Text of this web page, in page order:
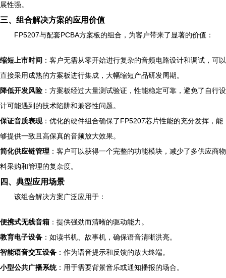
展性强。
三、组合解决方案的应用价值
FP5207与配套PCBA方案板的组合，为客户带来了显著的价值：
缩短上市时间 ：客户无需从零开始进行复杂的音频电路设计和调试，可以
直接采用成熟的方案板进行集成，大幅缩短产品研发周期。
降低开发风险 ：方案板经过大量测试验证，性能稳定可靠，避免了自行设
计可能遇到的技术陷阱和兼容性问题。
保证音质表现：优化的硬件组合确保了FP5207芯片性能的充分发挥，能
够提供一致且高保真的音频放大效果。
简化供应链管理 ：客户可以获得一个完整的功能模块，减少了多供应商物
料采购和管理的复杂度。
四、典型应用场景
该组合解决方案广泛应用于：
便携式无线音箱 ：提供强劲而清晰的驱动能力。
教育电子设备 ：如读书机、故事机，确保语音清晰洪亮。
智能语音交互设备 ：作为语音提示和反馈的放大终端。
小型公共广播系统：用于需要背景音乐或通知播报的场合。